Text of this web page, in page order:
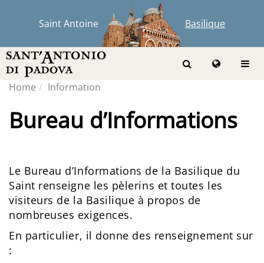
Saint Antoine Basilique
Home Information
Bureau d’Informations
Le Bureau d’Informations de la Basilique du
Saint renseigne les pèlerins et toutes les
visiteurs de la Basilique à propos de
nombreuses exigences.
En particulier, il donne des renseignement sur
: